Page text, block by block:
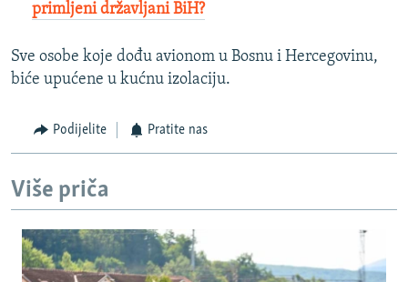
primljeni državljani BiH?
Sve osobe koje dođu avionom u Bosnu i Hercegovinu,
biće upućene u kućnu izolaciju.
Podijelite Pratite nas
Više priča